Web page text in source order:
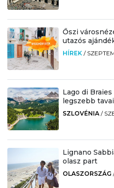
Őszi
utazós
HÍREK /
Lago di
legszebb
SZLOVÉNIA /
Lignano
olasz part
OLASZORSZÁG